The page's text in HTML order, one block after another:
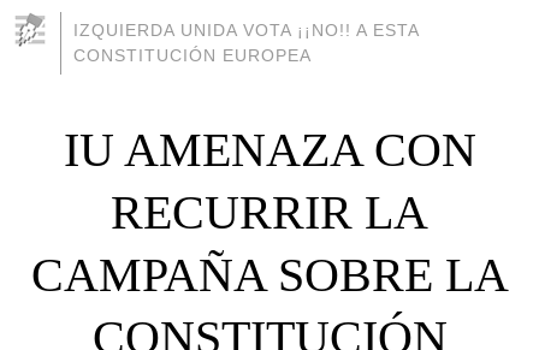
IZQUIERDA UNIDA VOTA ¡¡NO!! A ESTA
CONSTITUCIÓN EUROPEA
IU AMENAZA CON
RECURRIR LA
CAMPAÑA SOBRE LA
CONSTITUCIÓN